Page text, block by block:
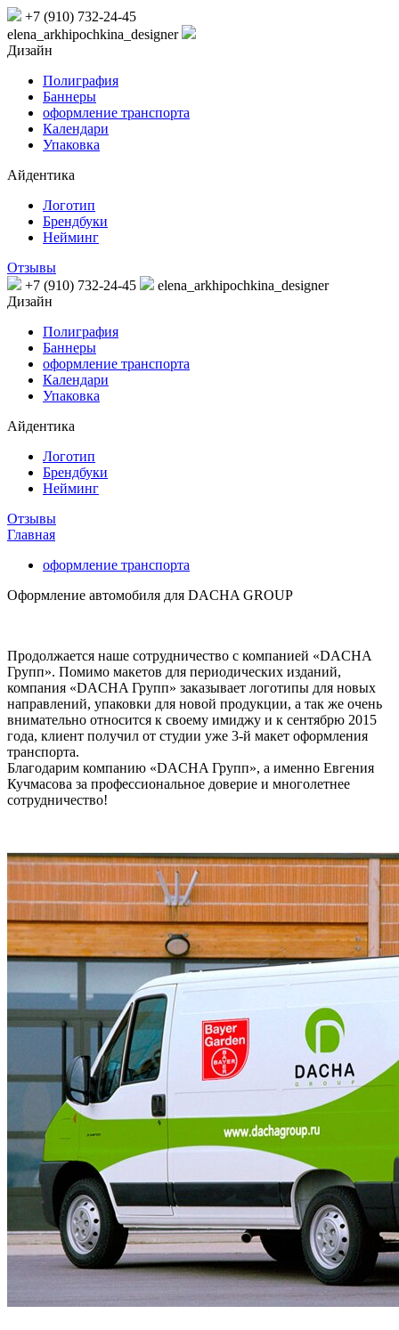
+7 (910) 732-24-45
elena_arkhipochkina_designer
Дизайн
Полиграфия
Баннеры
оформление транспорта
Календари
Упаковка
Айдентика
Логотип
Брендбуки
Нейминг
Отзывы
+7 (910) 732-24-45
elena_arkhipochkina_designer
Дизайн
Полиграфия
Баннеры
оформление транспорта
Календари
Упаковка
Айдентика
Логотип
Брендбуки
Нейминг
Отзывы
Главная
оформление транспорта
Оформление автомобиля для DACHA GROUP
Продолжается наше сотрудничество с компанией «DACHA
Групп». Помимо макетов для периодических изданий,
компания «DACHA Групп» заказывает логотипы для новых
направлений, упаковки для новой продукции, а так же очень
внимательно относится к своему имиджу и к сентябрю 2015
года, клиент получил от студии уже 3-й макет оформления
транспорта.
Благодарим компанию «DACHA Групп», а именно Евгения
Кучмасова за профессиональное доверие и многолетнее
сотрудничество!